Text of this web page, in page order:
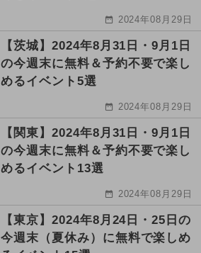
2024年08月29日
【茨城】2024年8月31日・9月1日
の今週末に無料＆予約不要で楽し
めるイベント5選
2024年08月29日
【関東】2024年8月31日・9月1日
の今週末に無料＆予約不要で楽し
めるイベント13選
2024年08月29日
【東京】2024年8月24日・25日の
今週末（夏休み）に無料で楽しめ